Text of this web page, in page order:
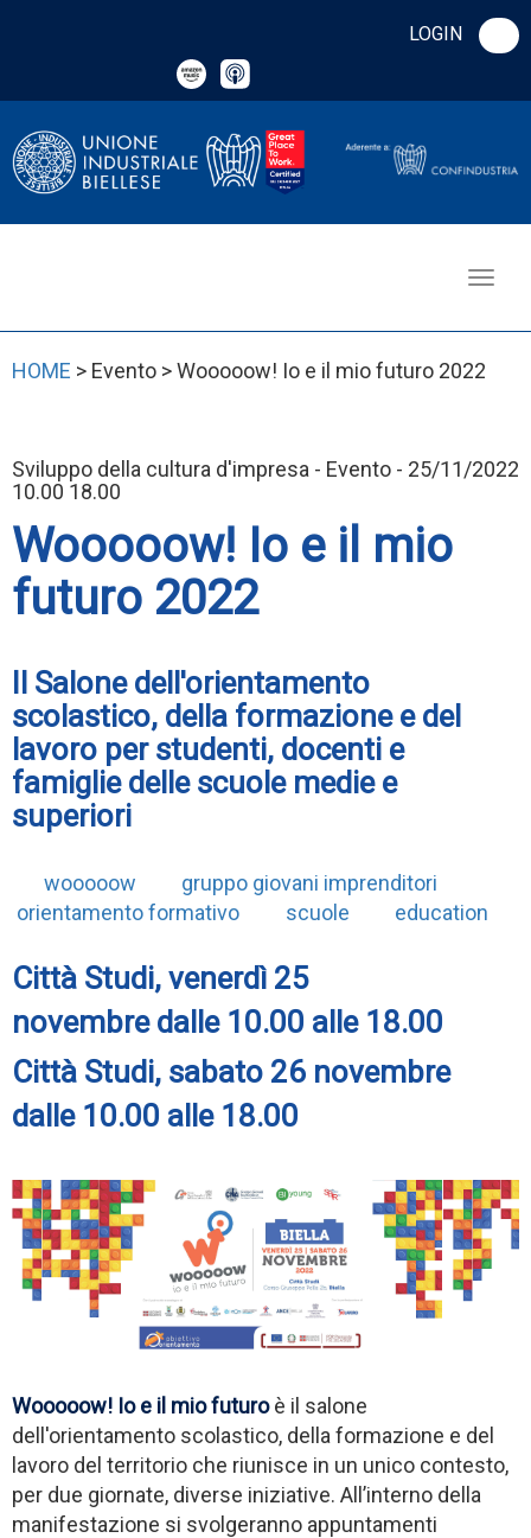
LOGIN
HOME > Evento > Wooooow! Io e il mio futuro 2022
Sviluppo della cultura d'impresa - Evento - 25/11/2022
10.00 18.00
Wooooow! Io e il mio
futuro 2022
Il Salone dell'orientamento
scolastico, della formazione e del
lavoro per studenti, docenti e
famiglie delle scuole medie e
superiori
wooooow
gruppo giovani imprenditori
orientamento formativo
scuole education
Città Studi, venerdì 25
novembre dalle 10.00 alle 18.00
Città Studi, sabato 26 novembre
dalle 10.00 alle 18.00
Wooooow! Io e il mio futuroè il salone
dell'orientamento scolastico, della formazione e del
lavoro del territorio che riunisce in un unico contesto,
per due giornate, diverse iniziative. All’interno della
manifestazione si svolgeranno appuntamenti